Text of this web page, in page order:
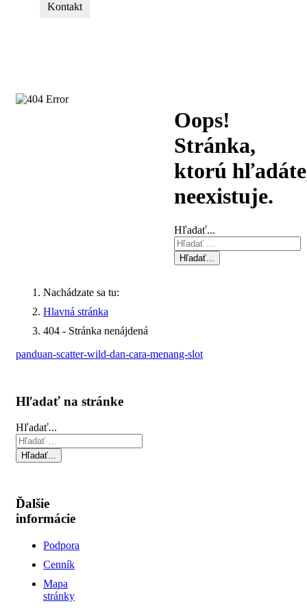
Kontakt
Oops!
Stránka,
ktorú
neexistuje.
Hľadať...
Hľadať...
Nachádzate sa tu:
Hlavná stránka
404 - Stránka nenájdená
panduan-scatter-wild-dan-cara-menang-slot
Hľadať na stránke
Hľadať...
Hľadať...
Ďalšie
informácie
Podpora
Cenník
Mapa
stránky